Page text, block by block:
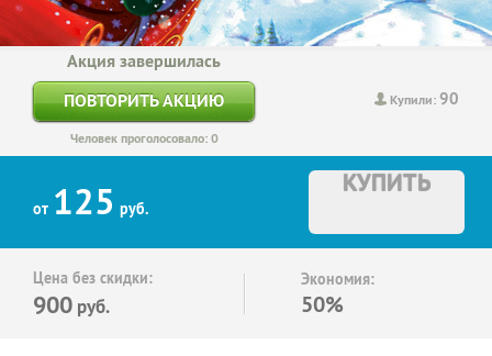
Купили:90
Акция завершилась
ПОВТОРИТЬ АКЦИЮ
Человек проголосовало: 0
от 125 руб.
КУПИТЬ
Цена без скидки:
900 руб.
Экономия:
50%